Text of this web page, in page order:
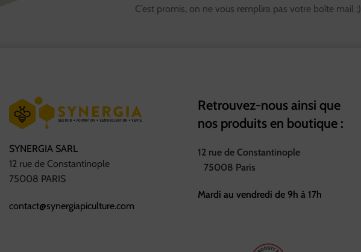
C’est promis, on ne vous remplira pas votre boîte mail ;)
SYNERGIA SARL
12 rue de Constantinople
75008 PARIS
contact@synergiapiculture.com
Retrouvez-nous ainsi que
nos produits en boutique :
12 rue de Constantinople
75008 Paris
Mardi au vendredi de 9h à 17h